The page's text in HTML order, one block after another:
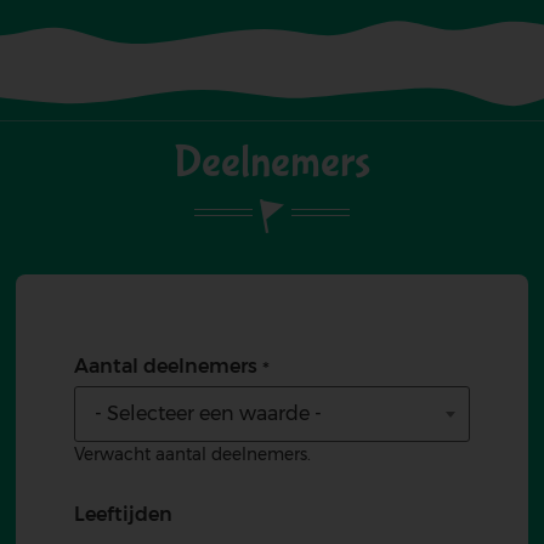
Deelnemers
Aantal deelnemers
- Selecteer een waarde -
Verwacht aantal deelnemers.
Leeftijden